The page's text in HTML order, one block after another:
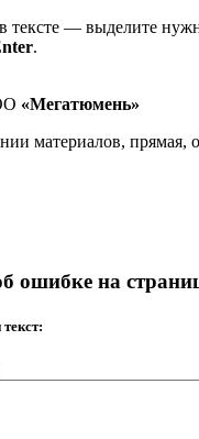
тексте — выделите
.
«Мегатюмень»
материалов, прямая,
ошибке на